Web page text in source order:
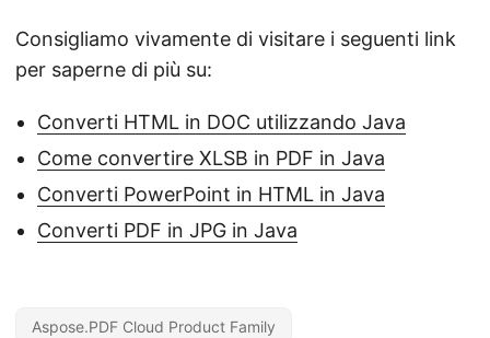
Consigliamo vivamente di visitare i seguenti link
per saperne di più su:
Converti HTML in DOC utilizzando Java
Come convertire XLSB in PDF in Java
Converti PowerPoint in HTML in Java
Converti PDF in JPG in Java
Aspose.PDF Cloud Product Family